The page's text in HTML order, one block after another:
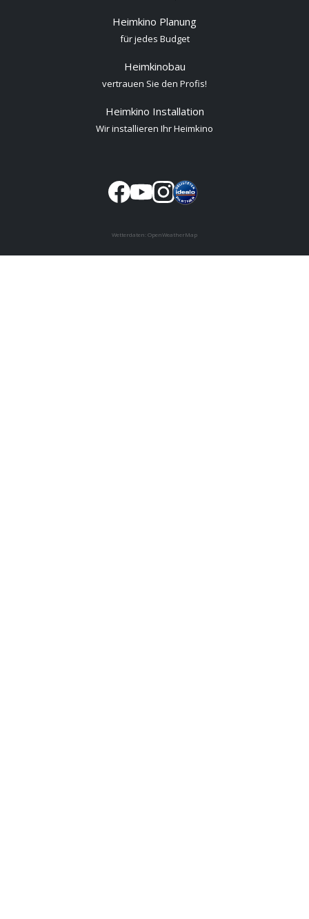
Heimkino Planung
für jedes Budget
Heimkinobau
vertrauen Sie den Profis!
Heimkino Installation
Wir installieren Ihr Heimkino
Wetterdaten: OpenWeatherMap